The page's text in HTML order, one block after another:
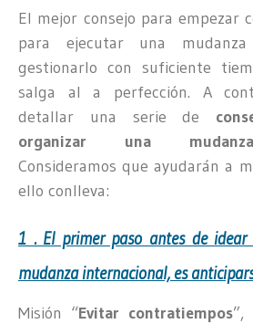
El mejor consejo para empezar
para ejecutar una
gestionarlo con suficiente
salga al a perfección. A
detallar una serie de
organizar una
Consideramos que ayudarán a
ello conlleva:
1 . El primer paso antes de idear
mudanza internacional, es
Misión “Evitar contratiempos”,